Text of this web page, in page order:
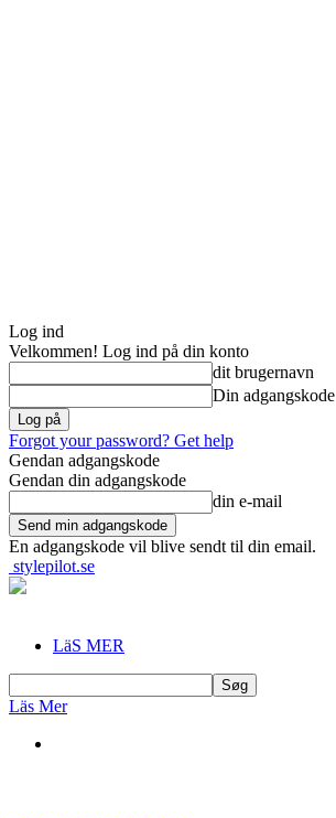
Log ind
Velkommen! Log ind på din konto
dit brugernavn
Din adgangskode
Forgot your password? Get help
Gendan adgangskode
Gendan din adgangskode
din e-mail
En adgangskode vil blive sendt til din email.
stylepilot.se
LäS MER
Läs Mer